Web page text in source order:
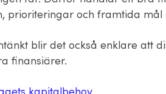
prioriteringar och framtida mål
blir det också enklare att
finansiärer.